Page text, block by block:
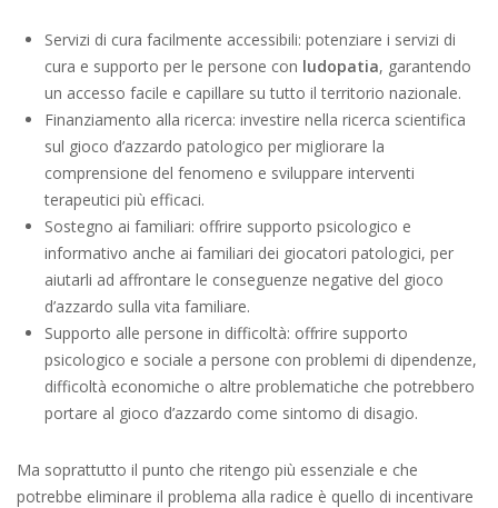
Servizi di cura facilmente accessibili: potenziare i servizi di
cura e supporto per le persone con ludopatia, garantendo
un accesso facile e capillare su tutto il territorio nazionale.
Finanziamento alla ricerca: investire nella ricerca scientifica
sul gioco d’azzardo patologico per migliorare la
comprensione del fenomeno e sviluppare interventi
terapeutici più efficaci.
Sostegno ai familiari: offrire supporto psicologico e
informativo anche ai familiari dei giocatori patologici, per
aiutarli ad affrontare le conseguenze negative del gioco
d’azzardo sulla vita familiare.
Supporto alle persone in difficoltà: offrire supporto
psicologico e sociale a persone con problemi di dipendenze,
difficoltà economiche o altre problematiche che potrebbero
portare al gioco d’azzardo come sintomo di disagio.
Ma soprattutto il punto che ritengo più essenziale e che
potrebbe eliminare il problema alla radice è quello di incentivare